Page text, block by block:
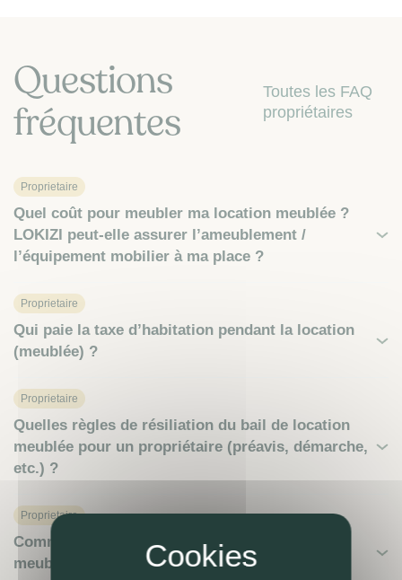
Questions
fréquentes
Toutes les FAQ
propriétaires
Proprietaire
Quel coût pour meubler ma location meublée ?
LOKIZI peut-elle assurer l’ameublement /
l’équipement mobilier à ma place ?
Proprietaire
Qui paie la taxe d’habitation pendant la location
(meublée) ?
Proprietaire
Quelles règles de résiliation du bail de location
meublée pour un propriétaire (préavis, démarche,
etc.) ?
Proprietaire
Comment revendre ou investir en location
meublée (LMNP ou autre) ?